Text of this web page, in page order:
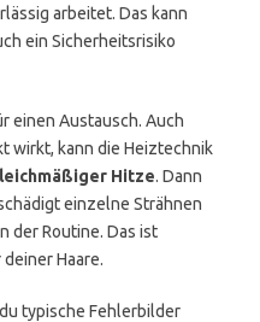
arbeitet. Das kann
ein Sicherheitsrisiko
einen Austausch. Auch
wirkt, kann die Heiztechnik
Hitze. Dann
einzelne Strähnen
der Routine. Das ist
Haare.
typische Fehlerbilder